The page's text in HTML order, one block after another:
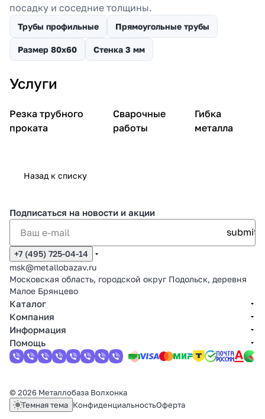
посадку и соседние толщины.
Трубы профильные Прямоугольные трубы
Размер 80х60 Стенка 3 мм
Услуги
Резка трубного
проката
Сварочные
работы
Гибка
металла
Назад к списку
Подписаться на новости и акции
+7 (495) 725-04-14
msk@metallobazav.ru
Московская область, городской округ Подольск, деревня
Малое Брянцево
Каталог
Компания
Информация
Помощь
© 2026 Металлобаза Волхонка
Темная тема КонфиденциальностьОферта